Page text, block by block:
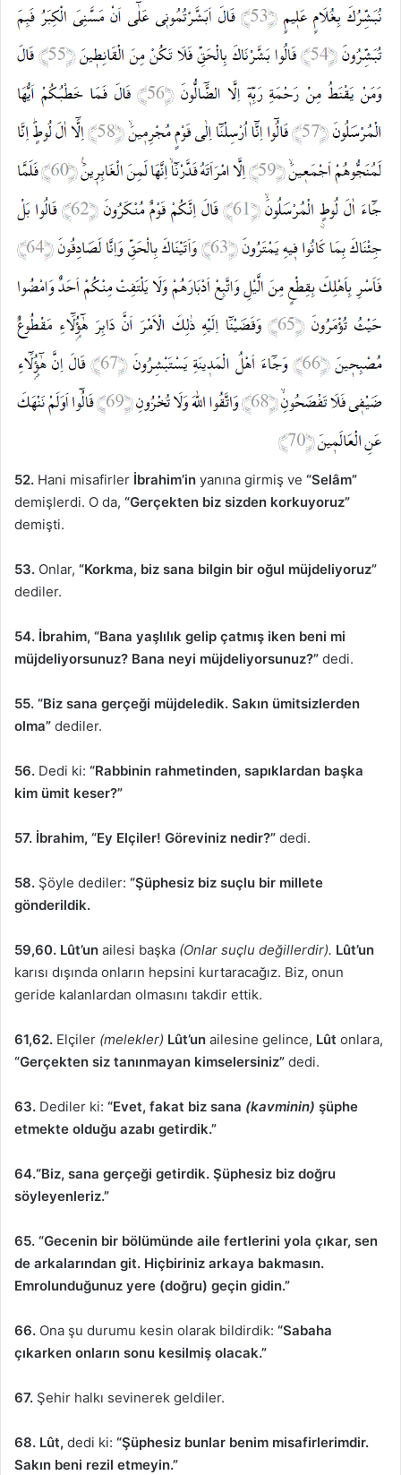
52. Hani misafirler İbrahim’in yanına girmiş ve “Selâm”
demişlerdi. O da, “Gerçekten biz sizden korkuyoruz”
demişti.
53. Onlar, “Korkma, biz sana bilgin bir oğul müjdeliyoruz”
dediler.
54. İbrahim, “Bana yaşlılık gelip çatmış iken beni mi
müjdeliyorsunuz? Bana neyi müjdeliyorsunuz?” dedi.
55. “Biz sana gerçeği müjdeledik. Sakın ümitsizlerden
olma” dediler.
56. Dedi ki: “Rabbinin rahmetinden, sapıklardan başka
kim ümit keser?”
57. İbrahim, “Ey Elçiler! Göreviniz nedir?” dedi.
58. Şöyle dediler: “Şüphesiz biz suçlu bir millete
gönderildik.
59,60. Lût’un ailesi başka (Onlar suçlu değillerdir). Lût’un
karısı dışında onların hepsini kurtaracağız. Biz, onun
geride kalanlardan olmasını takdir ettik.
61,62. Elçiler (melekler) Lût’un ailesine gelince, Lût onlara,
“Gerçekten siz tanınmayan kimselersiniz” dedi.
63. Dediler ki: “Evet, fakat biz sana (kavminin) şüphe
etmekte olduğu azabı getirdik.”
64.“Biz, sana gerçeği getirdik. Şüphesiz biz doğru
söyleyenleriz.”
65. “Gecenin bir bölümünde aile fertlerini yola çıkar, sen
de arkalarından git. Hiçbiriniz arkaya bakmasın.
Emrolunduğunuz yere (doğru) geçin gidin.”
66. Ona şu durumu kesin olarak bildirdik: “Sabaha
çıkarken onların sonu kesilmiş olacak.”
67. Şehir halkı sevinerek geldiler.
68. Lût, dedi ki: “Şüphesiz bunlar benim misafirlerimdir.
Sakın beni rezil etmeyin.”